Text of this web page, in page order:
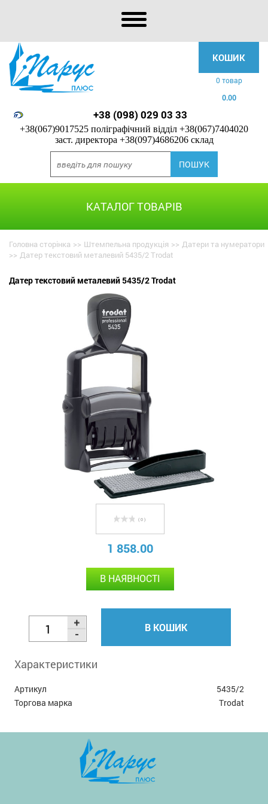
КОШИК
0 товар
0.00
+38 (098) 029 03 33
+38(067)9017525 поліграфічний відділ +38(067)7404020
заст. директора +38(097)4686206 склад
КАТАЛОГ ТОВАРІВ
Головна сторінка >> Штемпельна продукція >> Датери та нумератори
>> Датер текстовий металевий 5435/2 Trodat
Датер текстовий металевий 5435/2 Trodat
( 0 )
1 858.00
В НАЯВНОСТІ
В КОШИК
Характеристики
Артикул
5435/2
Торгова марка
Trodat